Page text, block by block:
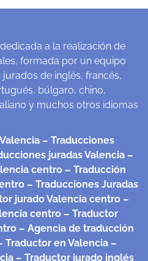
a la realización de
formada por un equipo
de inglés, francés,
búlgaro, chino,
y muchos otros idiomas
– Traducciones
juradas Valencia –
centro – Traducción
– Traducciones Juradas
jurado Valencia centro –
centro – Traductor
– Agencia de traducción
Traductor en Valencia –
– Traductor jurado inglés